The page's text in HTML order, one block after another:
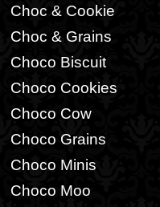
Choc & Cookie
Choc & Grains
Choco Biscuit
Choco Cookies
Choco Cow
Choco Grains
Choco Minis
Choco Moo